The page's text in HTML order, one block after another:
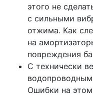
этого не
с сильными
отжима. Как
на
повреждения
С технически
Ошибки на этом